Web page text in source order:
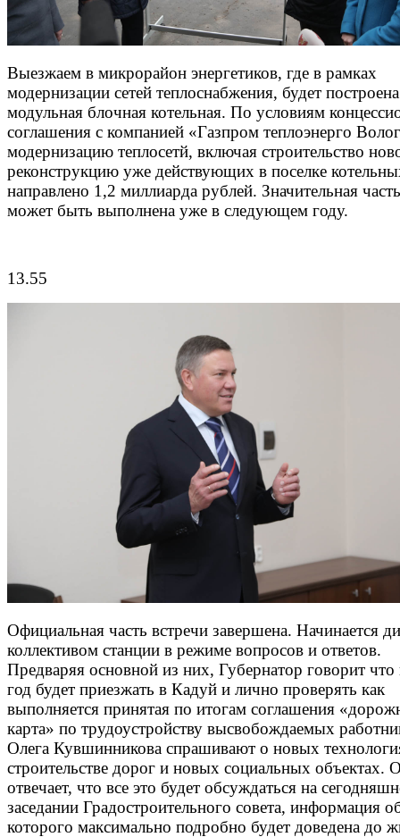
Выезжаем в микрорайон энергетиков, где в рамках
модернизации сетей теплоснабжения, будет построена
модульная блочная котельная. По условиям
соглашения с компанией «Газпром теплоэнерго
модернизацию теплосетй, включая строительство
реконструкцию уже действующих в поселке
направлено 1,2 миллиарда рублей. Значительная
может быть выполнена уже в следующем году.
13.55
Официальная часть встречи завершена. Начинается
коллективом станции в режиме вопросов и ответов.
Предваряя основной из них, Губернатор говорит
год будет приезжать в Кадуй и лично проверять как
выполняется принятая по итогам соглашения
карта» по трудоустройству высвобождаемых
Олега Кувшинникова спрашивают о новых
строительстве дорог и новых социальных объектах.
отвечает, что все это будет обсуждаться на
заседании Градостроительного совета, информация
которого максимально подробно будет доведена до